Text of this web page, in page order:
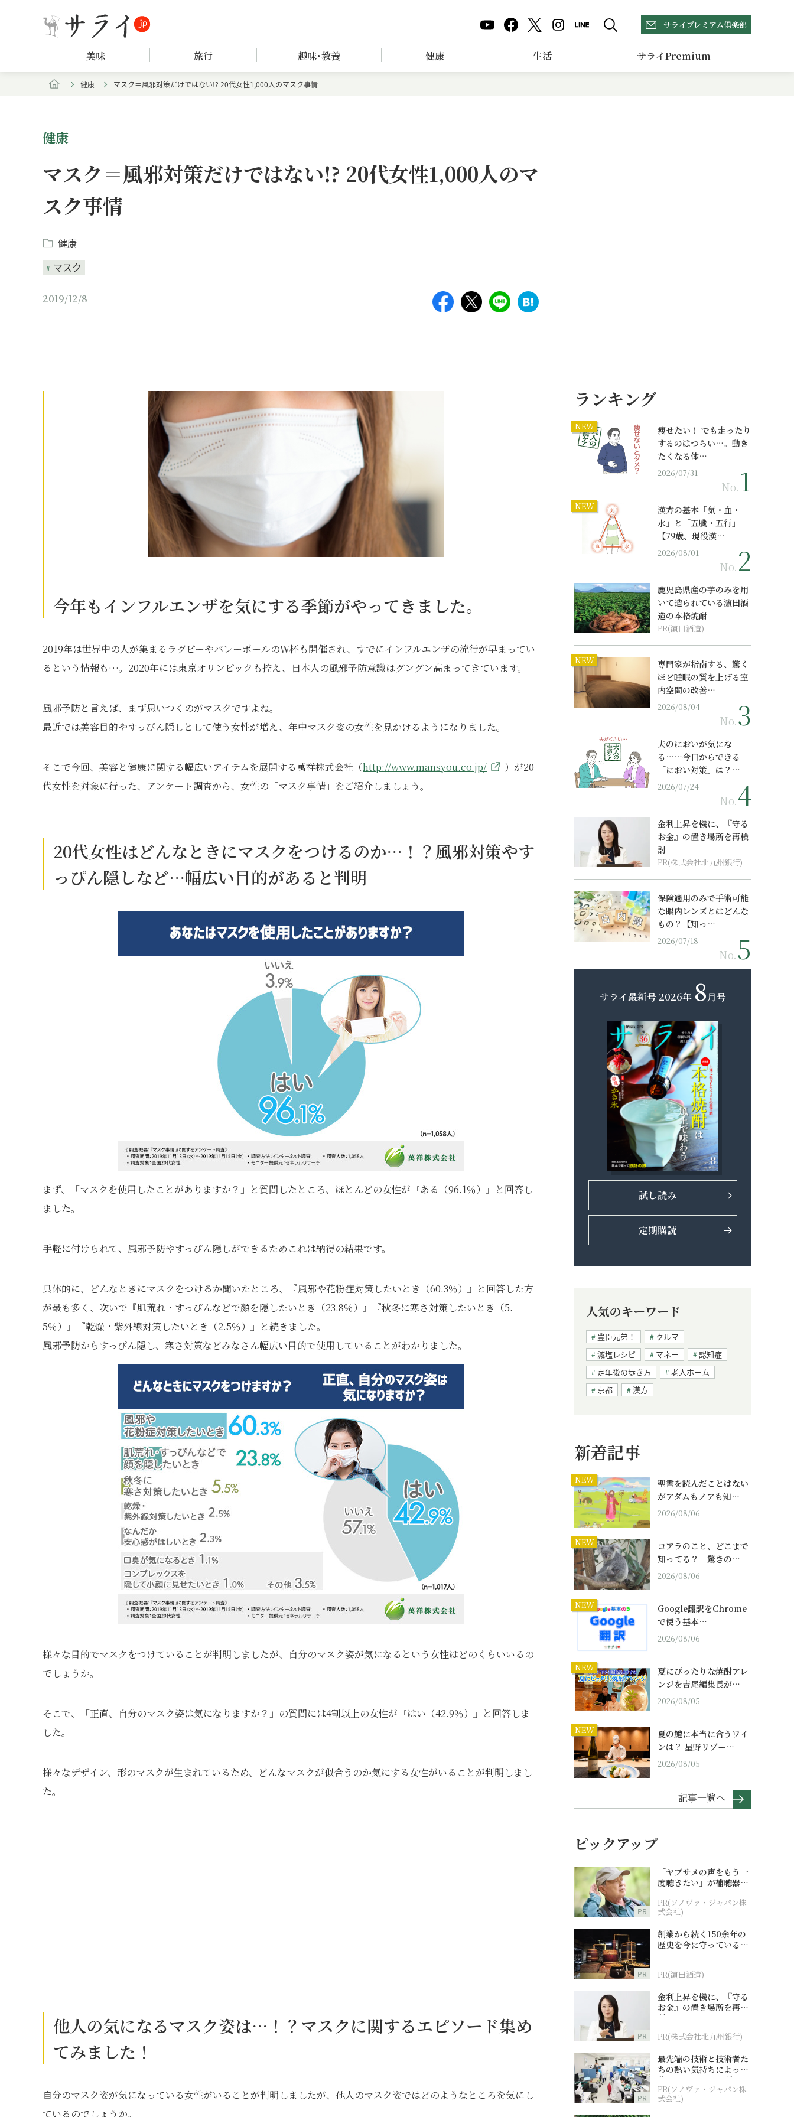
サライプレミアム倶楽部
美味 旅行 趣味･教養 健康 生活 サライPremium
健康 マスク＝風邪対策だけではない!? 20代女性1,000人のマスク事情
健康
マスク＝風邪対策だけではない!? 20代女性1,000人のマ
スク事情
健康
マスク
2019/12/8
今年もインフルエンザを気にする季節がやってきました。
2019年は世界中の人が集まるラグビーやバレーボールのＷ杯も開催され、すでにインフルエンザの流行が早まってい
るという情報も…。2020年には東京オリンピックも控え、日本人の風邪予防意識はグングン高まってきています。
風邪予防と言えば、まず思いつくのがマスクですよね。
最近では美容目的やすっぴん隠しとして使う女性が増え、年中マスク姿の女性を見かけるようになりました。
そこで今回、美容と健康に関する幅広いアイテムを展開する萬祥株式会社（http://www.mansyou.co.jp/
）が20
代女性を対象に行った、アンケート調査から、女性の「マスク事情」をご紹介しましょう。
20代女性はどんなときにマスクをつけるのか…！？風邪対策やす
っぴん隠しなど…幅広い目的があると判明
まず、「マスクを使用したことがありますか？」と質問したところ、ほとんどの女性が『ある（96.1％）』と回答し
ました。
手軽に付けられて、風邪予防やすっぴん隠しができるためこれは納得の結果です。
具体的に、どんなときにマスクをつけるか聞いたところ、『風邪や花粉症対策したいとき（60.3％）』と回答した方
が最も多く、次いで『肌荒れ・すっぴんなどで顔を隠したいとき（23.8％）』『秋冬に寒さ対策したいとき（5.
5％）』『乾燥・紫外線対策したいとき（2.5％）』と続きました。
風邪予防からすっぴん隠し、寒さ対策などみなさん幅広い目的で使用していることがわかりました。
様々な目的でマスクをつけていることが判明しましたが、自分のマスク姿が気になるという女性はどのくらいいるの
でしょうか。
そこで、「正直、自分のマスク姿は気になりますか？」の質問には4割以上の女性が『はい（42.9％）』と回答しま
した。
様々なデザイン、形のマスクが生まれているため、どんなマスクが似合うのか気にする女性がいることが判明しまし
た。
他人の気になるマスク姿は…！？マスクに関するエピソード集め
てみました！
自分のマスク姿が気になっている女性がいることが判明しましたが、他人のマスク姿ではどのようなところを気にし
ているのでしょうか。
ランキング
NEW
痩せたい！ でも走ったり
するのはつらい…。動き
たくなる体…
2026/07/31
No.
NEW
漢方の基本「気・血・
水」と「五臓・五行」
【79歳、現役漢…
2026/08/01
No.
鹿児島県産の芋のみを用
いて造られている濵田酒
造の本格焼酎
PR(濵田酒造)
NEW
専門家が指南する、驚く
ほど睡眠の質を上げる室
内空間の改善…
2026/08/04
No.
夫のにおいが気にな
る……今日からできる
「におい対策」は？…
2026/07/24
No.
金利上昇を機に、『守る
お金』の置き場所を再検
討
PR(株式会社北九州銀行)
保険適用のみで手術可能
な眼内レンズとはどんな
もの？【知っ…
2026/07/18
No.
サライ最新号 2026年 8月号
試し読み
定期購読
人気のキーワード
豊臣兄弟！
クルマ
減塩レシピ
マネー
認知症
定年後の歩き方
老人ホーム
京都
漢方
新着記事
NEW
聖書を読んだことはない
がアダムもノアも知…
2026/08/06
NEW
コアラのこと、どこまで
知ってる？ 驚きの…
2026/08/06
NEW
Google翻訳をChrome
で使う基本…
2026/08/06
NEW
夏にぴったりな焼酎アレ
ンジを吉尾編集長が…
2026/08/05
NEW
夏の鱧に本当に合うワイ
ンは？ 星野リゾー…
2026/08/05
記事一覧へ
ピックアップ
PR
「ヤブサメの声をもう一
度聴きたい」が補聴器チ
ャレンジの後押しに
PR(ソノヴァ・ジャパン株
式会社)
PR
創業から続く150余年の
歴史を今に守っている濵
田酒造
PR(濵田酒造)
PR
金利上昇を機に、『守る
お金』の置き場所を再検
討
PR(株式会社北九州銀行)
PR
最先端の技術と技術者た
ちの熱い気持ちによって
作られているオーダーメ
イド補聴器
PR(ソノヴァ・ジャパン株
式会社)